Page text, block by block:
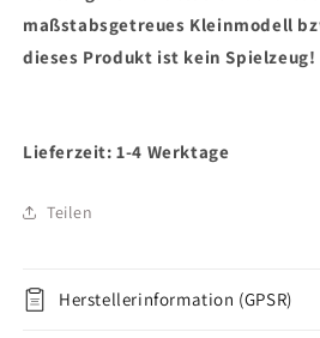
maßstabsgetreues Kleinmodell
dieses Produkt ist kein Spielzeug!
Lieferzeit: 1-4 Werktage
Teilen
Herstellerinformation (GPSR)